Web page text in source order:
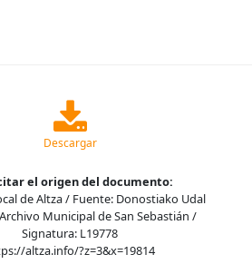
Descargar
el origen del documento:
de Altza / Fuente: Donostiako Udal
Municipal de San Sebastián /
Signatura: L19778
altza.info/?z=3&x=19814